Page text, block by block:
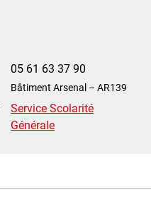
05 61 63 37 90
Bâtiment Arsenal – AR139
Service Scolarité
Générale